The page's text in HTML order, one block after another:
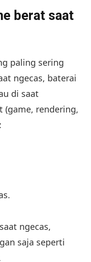
berat saat
paling sering
ngecas, baterai
di saat
(game, rendering,
ngecas,
saja seperti